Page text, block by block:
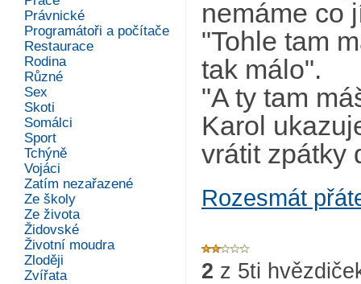
Právnické
Programátoři a počítače
Restaurace
Rodina
Různé
Sex
Skoti
Somálci
Sport
Tchýně
Vojáci
Zatím nezařazené
Ze školy
Ze života
Židovské
Životní moudra
Zloději
Zvířata
nemáme co
"Tohle tam
tak málo".
"A ty tam
Karol
vrátit zpátky
Rozesmát
2 z 5ti